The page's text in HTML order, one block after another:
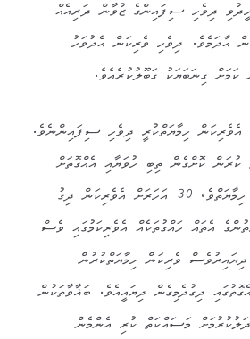
ދިވެހި ސިފައިންގެ ޒުވާން ދަރިއެއް
އާދަމެވެ. ދިވެހި ވެރިކަން އެދުވަހު
ކަމަށް ގިނަބަޔަކު ގަބޫލުކުރެއެވެ.
ހިމާޔަތްކުރީ ދިވެހި ސިފައިންނެވެ.
ކުރަން ކޮށްގެން ތިބި ހުވަޔާއި އެއްގޮތަށް
އަމަލު ކުރުމުން އެވެރިކަން ހިމާޔަތްވެ، 30 އަހަރަށް އެވެރިކަން ދިގު
އެތައް ހައްގުތަކެއް އެވެރިކަމުގައި ވެސް
ވެރިކަން ހިމާޔަތްކުރުން
ދިގުދެމިގެން ދިޔައީއެވެ. ބަޣާވާތަކުން
މަސައްކަތް ކުރި އެންމެން